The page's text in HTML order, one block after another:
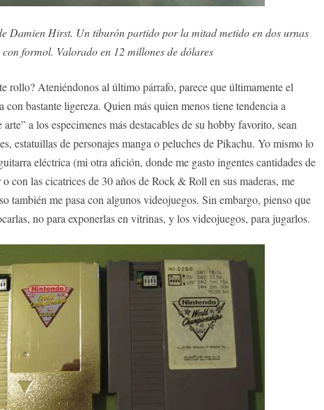
Damien Hirst. Un tiburón partido por la mitad metido en dos urnas
con formol. Valorado en 12 millones de dólares
rollo? Ateniéndonos al último párrafo, parece que últimamente el
con bastante ligereza. Quien más quien menos tiene tendencia a
a los especimenes más destacables de su hobby favorito, sean
estatuillas de personajes manga o peluches de Pikachu. Yo mismo lo
eléctrica (mi otra afición, donde me gasto ingentes cantidades de
con las cicatrices de 30 años de Rock & Roll en sus maderas, me
también me pasa con algunos videojuegos. Sin embargo, pienso que
no para exponerlas en vitrinas, y los videojuegos, para jugarlos.